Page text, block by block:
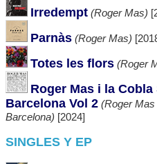
Irredempt (Roger Mas)
Parnàs (Roger Mas)
Totes les flors (Roger
Roger Mas i la
Barcelona Vol 2 (Roger Mas
Barcelona) [2024]
SINGLES Y EP